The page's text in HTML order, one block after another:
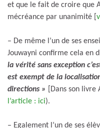
et que le fait de croire que
mécréance par unanimité [
– De même l’un de ses
Jouwayni confirme cela en
la vérité sans exception
est exempt de la
directions »
[Dans son
l’article : ici).
– Egalement l’un de ses